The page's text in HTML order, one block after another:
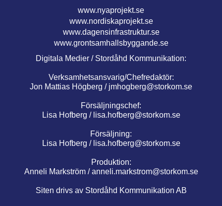
www.nyaprojekt.se
www.nordiskaprojekt.se
www.dagensinfrastruktur.se
www.grontsamhallsbyggande.se
Digitala Medier / Stordåhd Kommunikation:
Verksamhetsansvarig/Chefredaktör:
Jon Mattias Högberg / jmhogberg@storkom.se
Försäljningschef:
Lisa Hofberg / lisa.hofberg@storkom.se
Försäljning:
Lisa Hofberg / lisa.hofberg@storkom.se
Produktion:
Anneli Markström /anneli.markstrom@storkom.se
Siten drivs av Stordåhd Kommunikation AB